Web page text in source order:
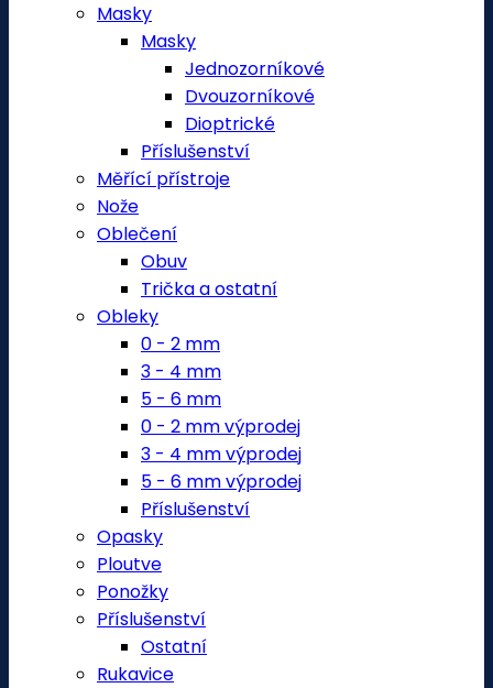
Masky
Masky
Jednozorníkové
Dvouzorníkové
Dioptrické
Příslušenství
Měřící přístroje
Nože
Oblečení
Obuv
Trička a ostatní
Obleky
0 - 2 mm
3 - 4 mm
5 - 6 mm
0 - 2 mm výprodej
3 - 4 mm výprodej
5 - 6 mm výprodej
Příslušenství
Opasky
Ploutve
Ponožky
Příslušenství
Ostatní
Rukavice